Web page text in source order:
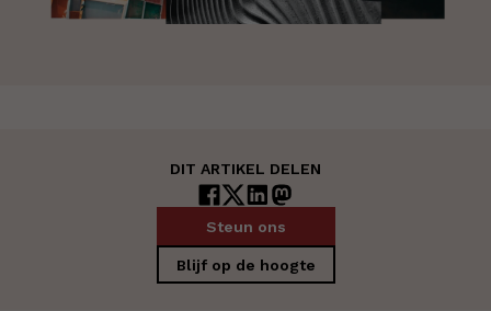
DIT ARTIKEL DELEN
Steun ons
Blijf op de hoogte